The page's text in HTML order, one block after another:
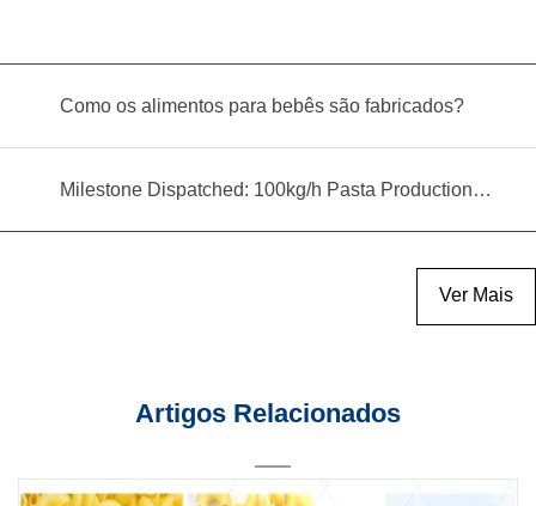
Como os alimentos para bebês são fabricados?
Milestone Dispatched: 100kg/h Pasta Production Line Shipped to Angola
Ver Mais
Artigos Relacionados